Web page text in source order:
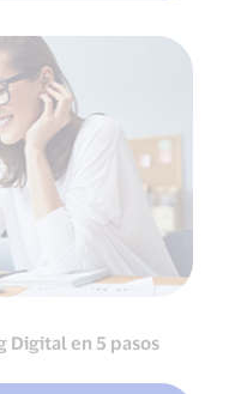
Digital en 5 pasos